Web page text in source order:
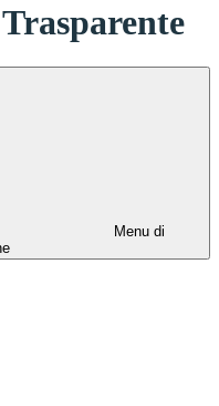
Menu di